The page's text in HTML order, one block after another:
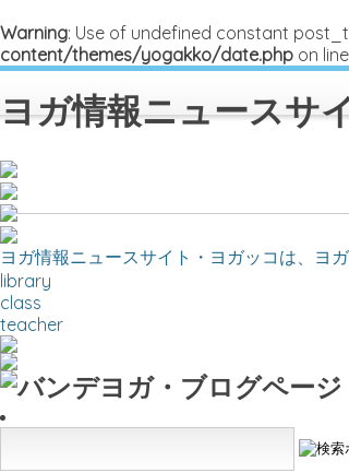
Warning: Use of undefined constant
content/themes/yogakko/date.php on line
ヨガ情報ニュースサ
ヨガ情報ニュースサイト・ヨガッコは、ヨ
library
class
teacher